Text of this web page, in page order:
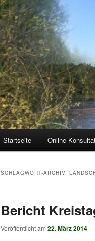
Startseite Online-
SCHLAGWORT-ARCHIV:
Bericht
Veröffentlicht am 22. März 2014